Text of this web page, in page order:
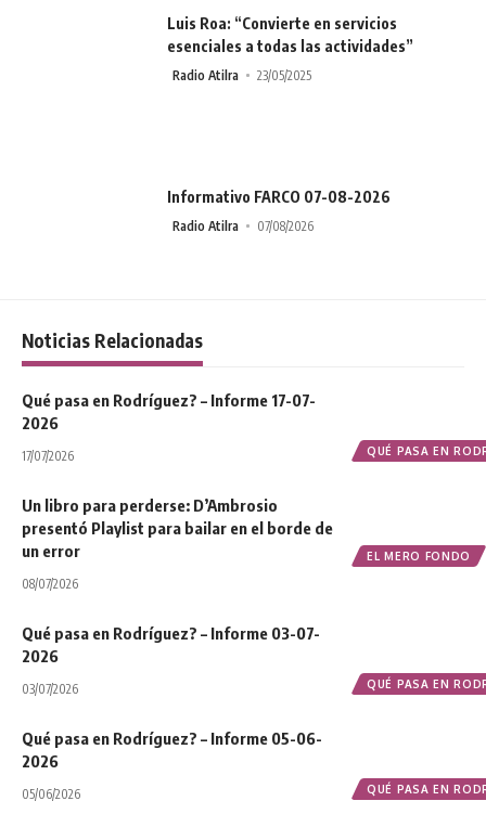
Luis Roa: “Convierte en servicios
esenciales a todas las actividades”
Radio Atilra 23/05/2025
Informativo FARCO 07-08-2026
Radio Atilra 07/08/2026
Noticias Relacionadas
QUÉ PASA EN
Qué pasa en Rodríguez? – Informe 17-07-
2026
17/07/2026
EL MERO FONDO
Un libro para perderse: D’Ambrosio
presentó Playlist para bailar en el borde de
un error
08/07/2026
QUÉ PASA EN
Qué pasa en Rodríguez? – Informe 03-07-
2026
03/07/2026
QUÉ PASA EN
Qué pasa en Rodríguez? – Informe 05-06-
2026
05/06/2026